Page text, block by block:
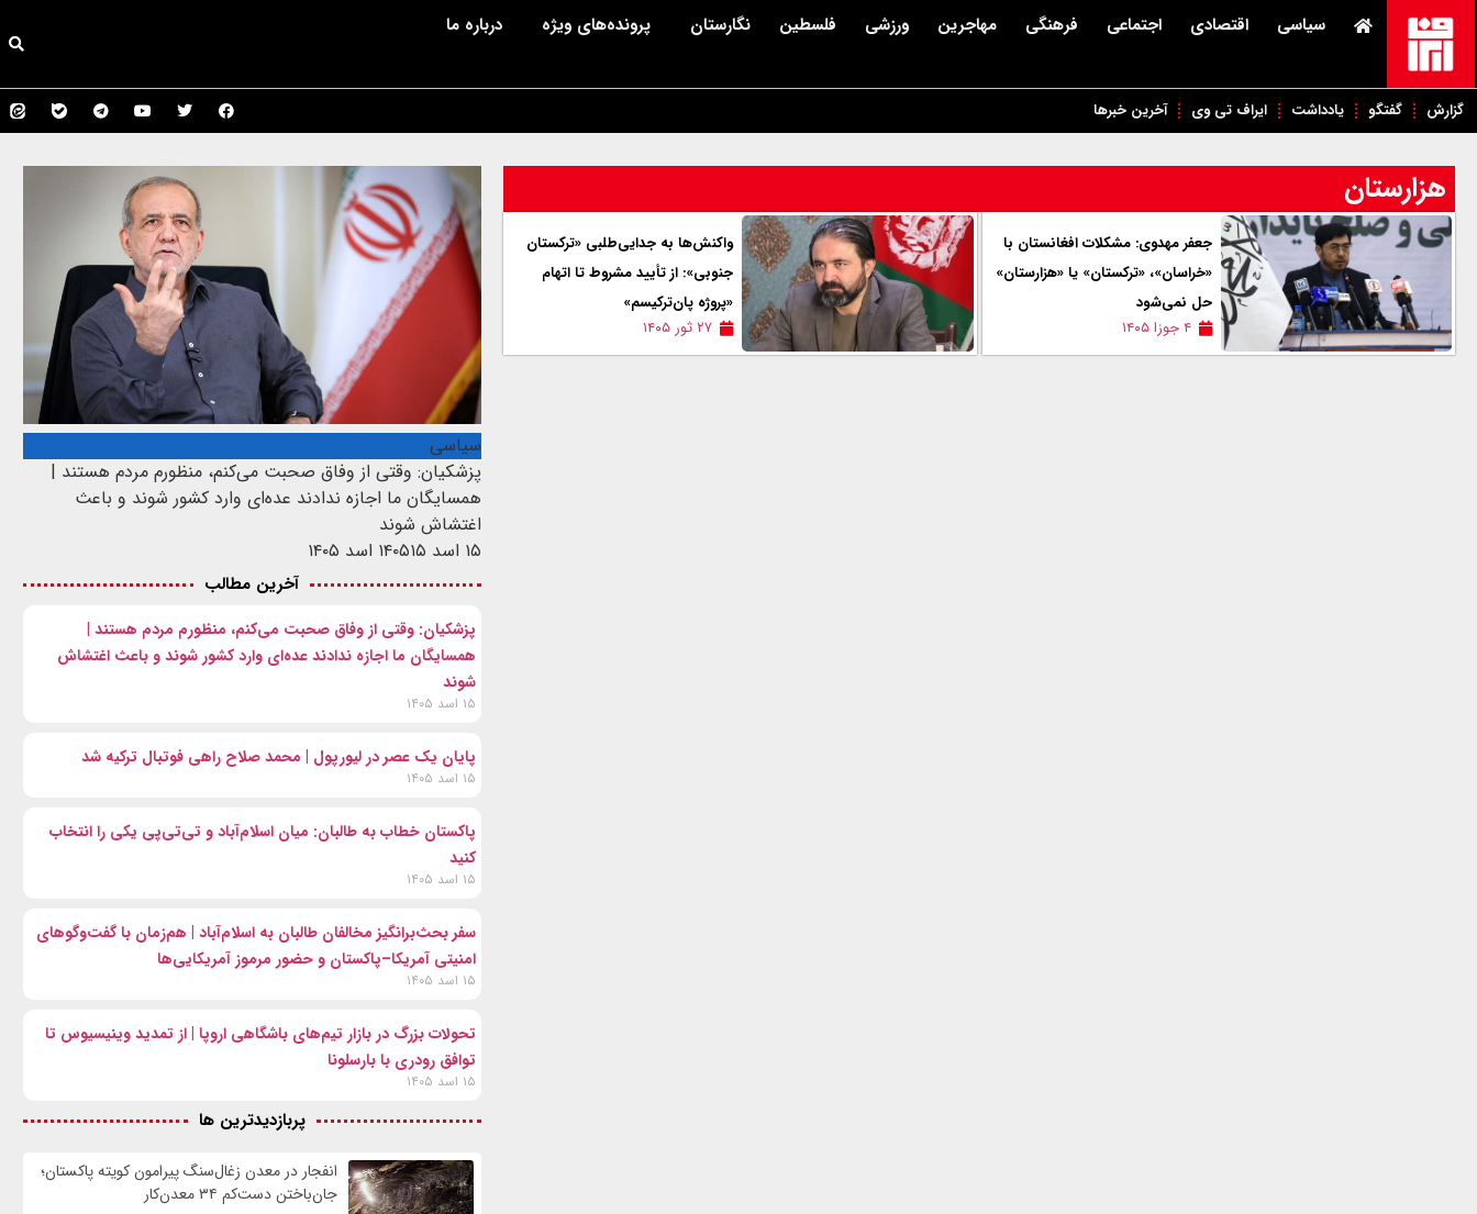
سیاسی اقتصادی اجتماعی فرهنگی مهاجرین ورزشی فلسطین نگارستان پرونده‌های ویژه درباره ما
گزارش گفتگو یادداشت ایراف تی وی آخرین خبرها
هزارستان
جعفر مهدوی: مشکلات افغانستان با
«خراسان»، «ترکستان» یا «هزارستان»
حل نمی‌شود
۴ جوزا ۱۴۰۵
واکنش‌ها به جدایی‌طلبی «ترکستان
جنوبی»: از تأیید مشروط تا اتهام
«پروژه پان‌ترکیسم»
۲۷ ثور ۱۴۰۵
سیاسی
پزشکیان: وقتی از وفاق صحبت می‌کنم، منظورم مردم هستند |
همسایگان ما اجازه ندادند عده‌ای وارد کشور شوند و باعث
اغتشاش شوند
۱۵ اسد ۱۴۰۵
۱۵ اسد ۱۴۰۵
آخرین مطالب
پزشکیان: وقتی از وفاق صحبت می‌کنم، منظورم مردم هستند |
همسایگان ما اجازه ندادند عده‌ای وارد کشور شوند و باعث اغتشاش
شوند
۱۵ اسد ۱۴۰۵
پایان یک عصر در لیورپول | محمد صلاح راهی فوتبال ترکیه شد
۱۵ اسد ۱۴۰۵
پاکستان خطاب به طالبان: میان اسلام‌آباد و تی‌تی‌پی یکی را انتخاب
کنید
۱۵ اسد ۱۴۰۵
سفر بحث‌برانگیز مخالفان طالبان به اسلام‌آباد | هم‌زمان با گفت‌وگوهای
امنیتی آمریکا–پاکستان و حضور مرموز آمریکایی‌ها
۱۵ اسد ۱۴۰۵
تحولات بزرگ در بازار تیم‌های باشگاهی اروپا | از تمدید وینیسیوس تا
توافق رودری با بارسلونا
۱۵ اسد ۱۴۰۵
پربازدیدترین ها
انفجار در معدن زغال‌سنگ پیرامون کویته پاکستان؛
جان‌باختن دست‌کم ۳۴ معدن‌کار